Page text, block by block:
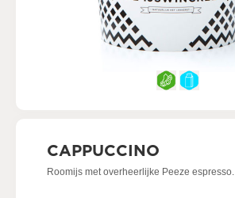
CAPPUCCINO
Roomijs met overheerlijke Peeze espresso.